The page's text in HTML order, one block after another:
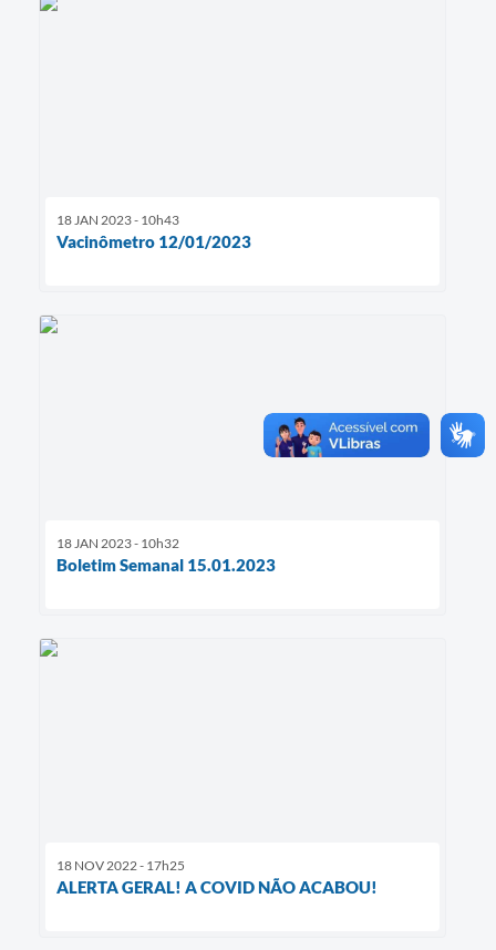
18 JAN 2023 - 10h43
Vacinômetro 12/01/2023
18 JAN 2023 - 10h32
Boletim Semanal 15.01.2023
18 NOV 2022 - 17h25
ALERTA GERAL! A COVID NÃO ACABOU!